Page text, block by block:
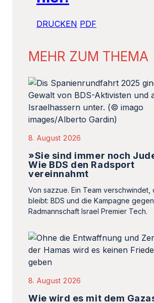
DRUCKEN PDF
MEHR ZUM THEMA
8. August 2026
»Sie sind immer noch
Wie BDS den Radsport
vereinnahmt
Von sazzue. Ein Team verschwindet,
bleibt: BDS und die Kampagne
Radmannschaft Israel Premier Tech.
8. August 2026
Wie wird es mit dem